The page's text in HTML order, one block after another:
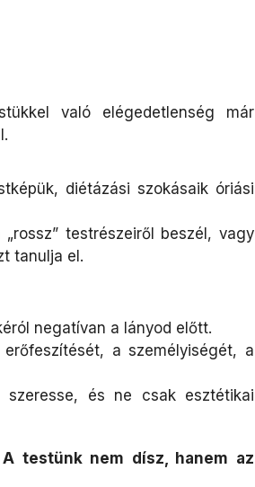
való elégedetlenség már
diétázási szokásaik óriási
testrészeiről beszél, vagy
tanulja el.
negatívan a lányod előtt.
a személyiségét, a
és ne csak esztétikai
A testünk nem dísz, hanem az